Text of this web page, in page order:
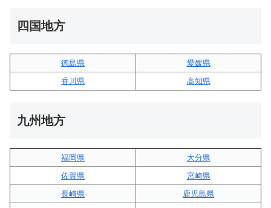
四国地方
徳島県
愛媛県
香川県
高知県
九州地方
福岡県
大分県
佐賀県
宮崎県
長崎県
鹿児島県